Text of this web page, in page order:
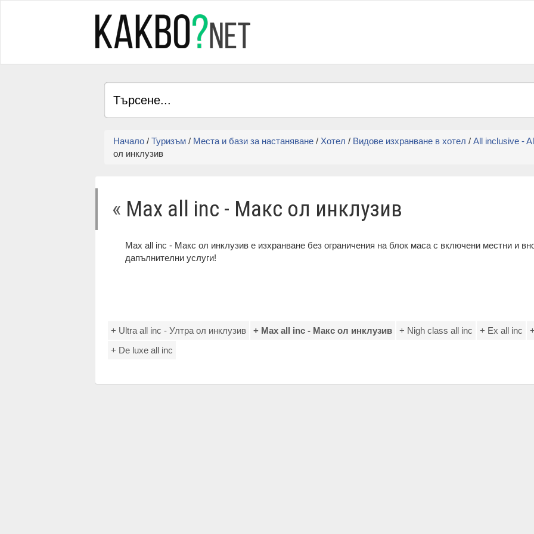
Начало / Туризъм / Места и бази за настаняване / Хотел / Видове изхранване в хотел / All inclusive -
ол инклузив
« Max all inc - Макс ол инклузив
Max all inc - Макс ол инклузив е изхранване без ограничения на блок маса с включени местни и
дапълнителни услуги!
+ Ultra all inc - Ултра ол инклузив + Max all inc - Макс ол инклузив + Nigh class all inc + Еx all inc
+ De luxe all inc